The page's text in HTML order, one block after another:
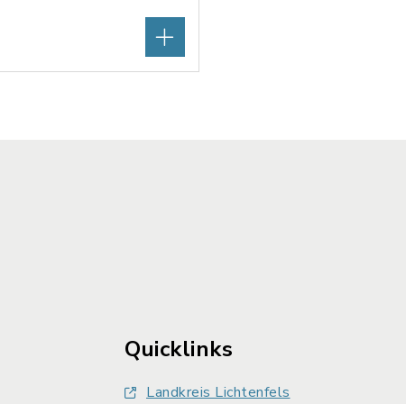
Quicklinks
Landkreis Lichtenfels